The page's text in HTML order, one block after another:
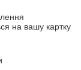
на вашу картку